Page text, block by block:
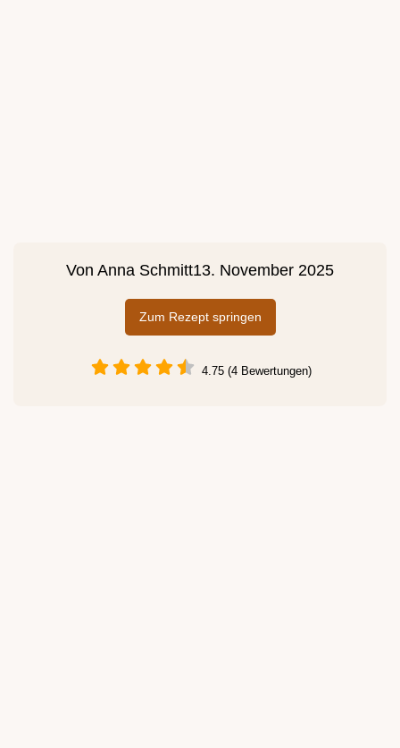
Von Anna Schmitt13. November 2025
Zum Rezept springen
4.75 (4 Bewertungen)